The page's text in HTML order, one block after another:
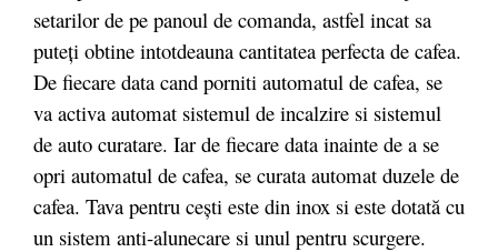
setarilor de pe panoul de comanda, astfel incat sa
puteți obtine intotdeauna cantitatea perfecta de cafea.
De fiecare data cand porniti automatul de cafea, se
va activa automat sistemul de incalzire si sistemul
de auto curatare. Iar de fiecare data inainte de a se
opri automatul de cafea, se curata automat duzele de
cafea. Tava pentru cești este din inox si este dotată cu
un sistem anti-alunecare si unul pentru scurgere.